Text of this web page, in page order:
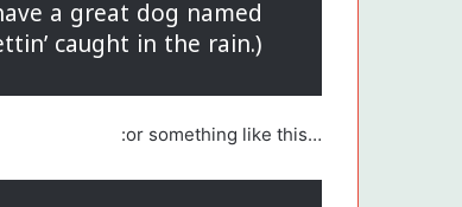
a great dog named
caught in the rain.)
…or something like this: